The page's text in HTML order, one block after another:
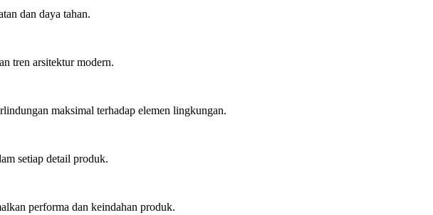
dan daya tahan.
tren arsitektur modern.
maksimal terhadap elemen lingkungan.
setiap detail produk.
performa dan keindahan produk.